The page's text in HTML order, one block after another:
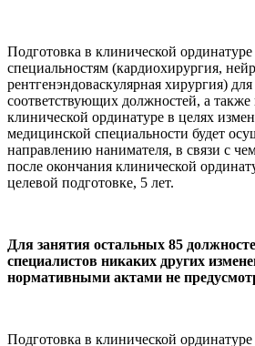
Подготовка в клинической
специальностям (кардиохирургия,
рентгенэндоваскулярная хирургия) для
соответствующих должностей, а также
клинической ординатуре в целях
медицинской специальности будет
направлению нанимателя, в связи с
после окончания клинической
целевой подготовке, 5 лет.
Для занятия остальных 85
специалистов никаких других
нормативными актами не
Подготовка в клинической